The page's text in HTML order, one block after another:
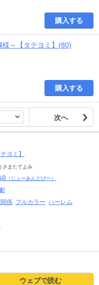
購入する
～【タテヨミ】(80)
購入する
次へ
ヨミ】
さまたてよみ
（じぇーあんどびー）
係 フルカラー ハーレム
ウェブで読む